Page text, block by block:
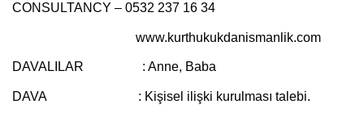
CONSULTANCY – 0532 237 16 34
www.kurthukukdanismanlik.com
DAVALILAR : Anne, Baba
DAVA : Kişisel ilişki kurulması talebi.